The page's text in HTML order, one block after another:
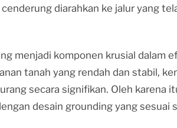
diarahkan ke jalur yang
menjadi komponen krusial dalam
tanah yang rendah dan stabil,
secara signifikan. Oleh
desain grounding yang